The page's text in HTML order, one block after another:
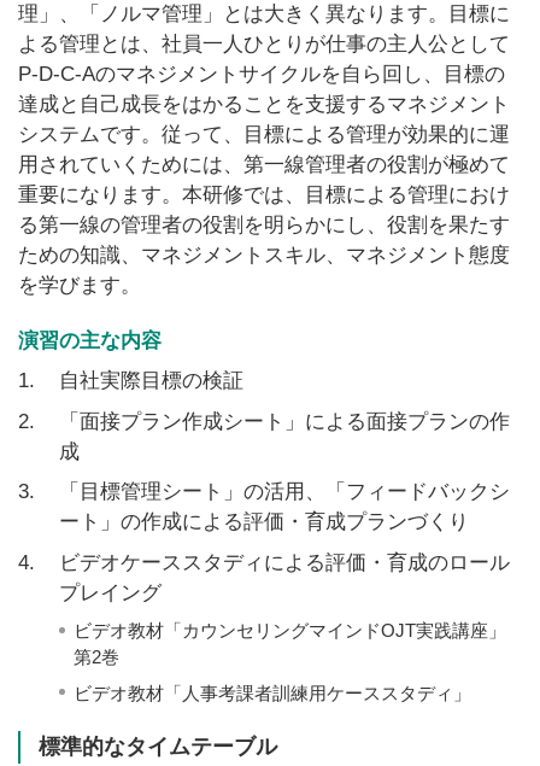
理」、「ノルマ管理」とは大きく異なります。目標に
よる管理とは、社員一人ひとりが仕事の主人公として
P-D-C-Aのマネジメントサイクルを自ら回し、目標の
達成と自己成長をはかることを支援するマネジメント
システムです。従って、目標による管理が効果的に運
用されていくためには、第一線管理者の役割が極めて
重要になります。本研修では、目標による管理におけ
る第一線の管理者の役割を明らかにし、役割を果たす
ための知識、マネジメントスキル、マネジメント態度
を学びます。
演習の主な内容
1.
自社実際目標の検証
2.
「面接プラン作成シート」による面接プランの作
成
3.
「目標管理シート」の活用、「フィードバックシ
ート」の作成による評価・育成プランづくり
4.
ビデオケーススタディによる評価・育成のロール
プレイング
ビデオ教材「カウンセリングマインドOJT実践講座」
第2巻
ビデオ教材「人事考課者訓練用ケーススタディ」
標準的なタイムテーブル